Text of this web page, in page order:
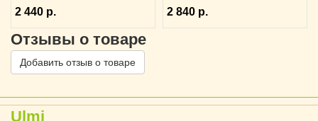
2 440 р. 2 840 р.
Отзывы о товаре
Добавить отзыв о товаре
Ulmi